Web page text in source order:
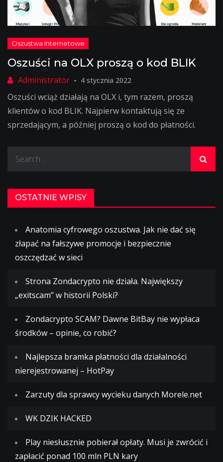
Oszuści na OLX proszą o kod BLIK
4 stycznia 2022
Oszuści wciąż działają na OLX i, tym razem, proszą
klientów o kod BLIK. Najpierw kontaktują się ze
sprzedającym, a później proszą o kod do płatności.
OSTATNIE WPISY
Anatomia cyfrowego oszustwa. Jak nie dać się
złapać na fałszywe promocje i bezpiecznie
oszczędzać w sieci
Strona Zondacrypto nie działa. Największy
„exitscam” w historii Polski?
Zondacrypto SCAM? Dawne BitBay nie wypłaca
środków – opinie, co robić?
Najlepsza bramka płatności dla działalności
nierejestrowanej – HotPay
Zarzuty dla sprawcy wycieku danych Morele.net
WK DZIK HACKED
Play niesłusznie pobierał opłaty. Musi je zwrócić i
zapłacić ponad 100 mln PLN kary